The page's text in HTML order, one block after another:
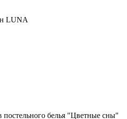
LUNA
белья "Цветные сны"